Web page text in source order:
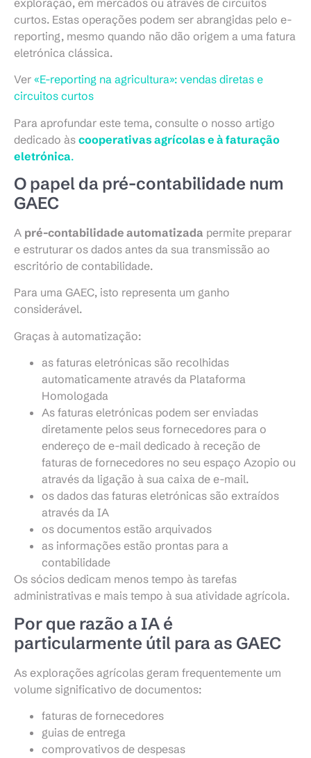
curtos. Estas operações podem ser abrangidas pelo e-
reporting, mesmo quando não dão origem a uma fatura
eletrónica clássica.
Ver «E-reporting na agricultura»: vendas diretas e
circuitos curtos
Para aprofundar este tema, consulte o nosso artigo
dedicado às cooperativas agrícolas e à faturação
eletrónica.
O papel da pré-contabilidade num
GAEC
A pré-contabilidade automatizada permite preparar
e estruturar os dados antes da sua transmissão ao
escritório de contabilidade.
Para uma GAEC, isto representa um ganho
considerável.
Graças à automatização:
as faturas eletrónicas são recolhidas
automaticamente através da Plataforma
Homologada
As faturas eletrónicas podem ser enviadas
diretamente pelos seus fornecedores para o
endereço de e-mail dedicado à receção de
faturas de fornecedores no seu espaço Azopio ou
através da ligação à sua caixa de e-mail.
os dados das faturas eletrónicas são extraídos
através da IA
os documentos estão arquivados
as informações estão prontas para a
contabilidade
Os sócios dedicam menos tempo às tarefas
administrativas e mais tempo à sua atividade agrícola.
Por que razão a IA é
particularmente útil para as GAEC
As explorações agrícolas geram frequentemente um
volume significativo de documentos:
faturas de fornecedores
guias de entrega
comprovativos de despesas